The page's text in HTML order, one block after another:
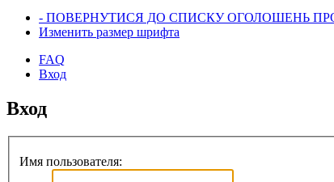
- ПОВЕРНУТИСЯ ДО СПИСКУ ОГОЛОШЕНЬ ПРО
Изменить размер шрифта
FAQ
Вход
Вход
Имя пользователя: